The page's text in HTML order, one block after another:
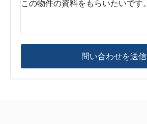
問い合わせを送信